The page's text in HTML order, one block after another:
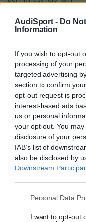
AudiSport - Do
Information
If you wish to opt-out
processing of your
targeted advertising
section to confirm
opt-out request is
interest-based ads
us or personal
your opt-out. You
disclosure of your
IAB’s list of
also be disclosed by
Downstream
Personal Data
I want to opt-out
Que os parece ?? En
meses. Hice unas
No se... igual solo ha
buena.
Jordi
MaRc_81
Publicado15 de
Hola, yo me estoy
pebex de tarragona y al
apesar ke iba sin
ademas tengo 23 años.
estaba un poco
precio. En cuanto al